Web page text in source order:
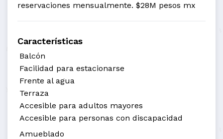
reservaciones mensualmente. $28M pesos mx
Características
Balcón
Facilidad para estacionarse
Frente al agua
Terraza
Accesible para adultos mayores
Accesible para personas con discapacidad
Amueblado